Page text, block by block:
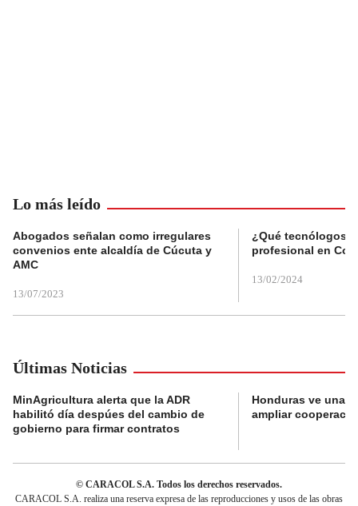
Lo más leído
Abogados señalan como irregulares
convenios ente alcaldía de Cúcuta y
AMC
13/07/2023
¿Qué tecnólogos
profesional en
13/02/2024
Últimas Noticias
MinAgricultura alerta que la ADR
habilitó día despúes del cambio de
gobierno para firmar contratos
Honduras ve una
ampliar
© CARACOL S.A. Todos los derechos reservados.
CARACOL S.A. realiza una reserva expresa de las reproducciones y usos de las obras